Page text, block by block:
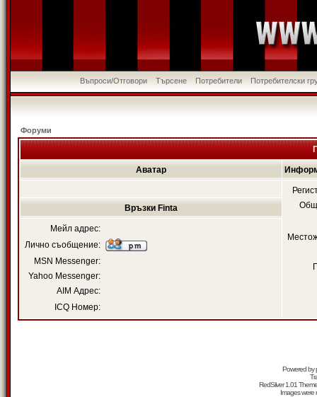
Въпроси/Отговори Търсене Потребители Потребителски
Форуми
Аватар
Връзки Finta
Мейл адрес:
Лично съобщение:
MSN Messenger:
Yahoo Messenger:
AIM Адрес:
ICQ Номер:
Powered by
RedSilver 1.01
Images were